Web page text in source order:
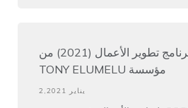
A 7ª إصدار برنامج تطوير الأعمال (2021) من
مؤسسة TONY ELUMELU
يناير 2,2021